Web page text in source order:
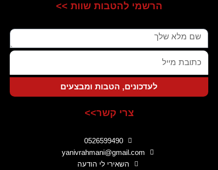
הרשמי להטבות שוות >>
שם
כתובת
מייל
לעדכונים, הטבות ומבצעים
צרי קשר>>
0526599490
yanivrahmani@gmail.com
השאירי לי הודעה